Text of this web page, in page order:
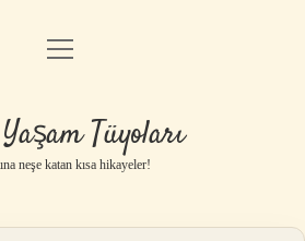
Anasayfa
Yasal Uyarı
menüyü
Tüyoları
neşe katan kısa hikayeler!